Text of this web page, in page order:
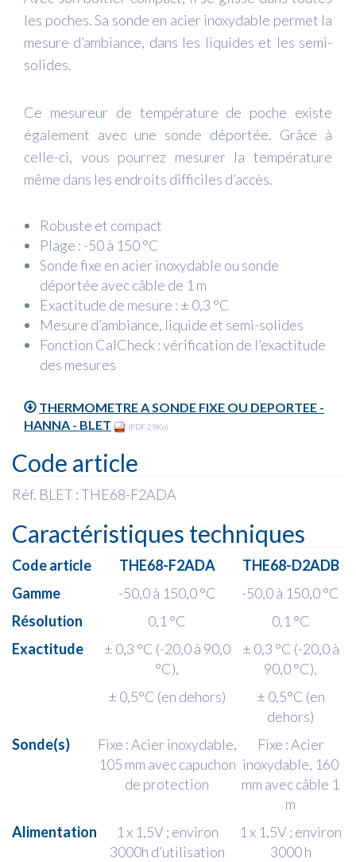
les poches. Sa sonde en acier inoxydable permet la
mesure d’ambiance, dans les liquides et les semi-
solides.
Ce mesureur de température de poche existe
également avec une sonde déportée. Grâce à
celle-ci, vous pourrez mesurer la température
même dans les endroits difficiles d’accès.
Robuste et compact
Plage : -50 à 150 °C
Sonde fixe en acier inoxydable ou sonde
déportée avec câble de 1 m
Exactitude de mesure : ± 0,3 °C
Mesure d’ambiance, liquide et semi-solides
Fonction CalCheck : vérification de l’exactitude
des mesures
THERMOMETRE A SONDE FIXE OU DEPORTEE -
HANNA - BLET
(PDF 29Ko)
Code article
Réf. BLET : THE68-F2ADA
Caractéristiques techniques
Code article THE68-F2ADA
THE68-D2ADB
Gamme
-50,0 à 150,0 °C
-50,0 à 150,0 °C
Résolution
0,1 °C
0,1 °C
Exactitude
± 0,3 °C (-20,0 à 90,0
°C),
± 0,5°C (en dehors)
± 0,3 °C (-20,0 à
90,0 °C),
± 0,5°C (en
dehors)
Sonde(s)
Fixe : Acier inoxydable,
105 mm avec capuchon
de protection
Fixe : Acier
inoxydable, 160
mm avec câble 1
m
Alimentation
1 x 1,5V ; environ
3000h d’utilisation
1 x 1,5V ; environ
3000 h